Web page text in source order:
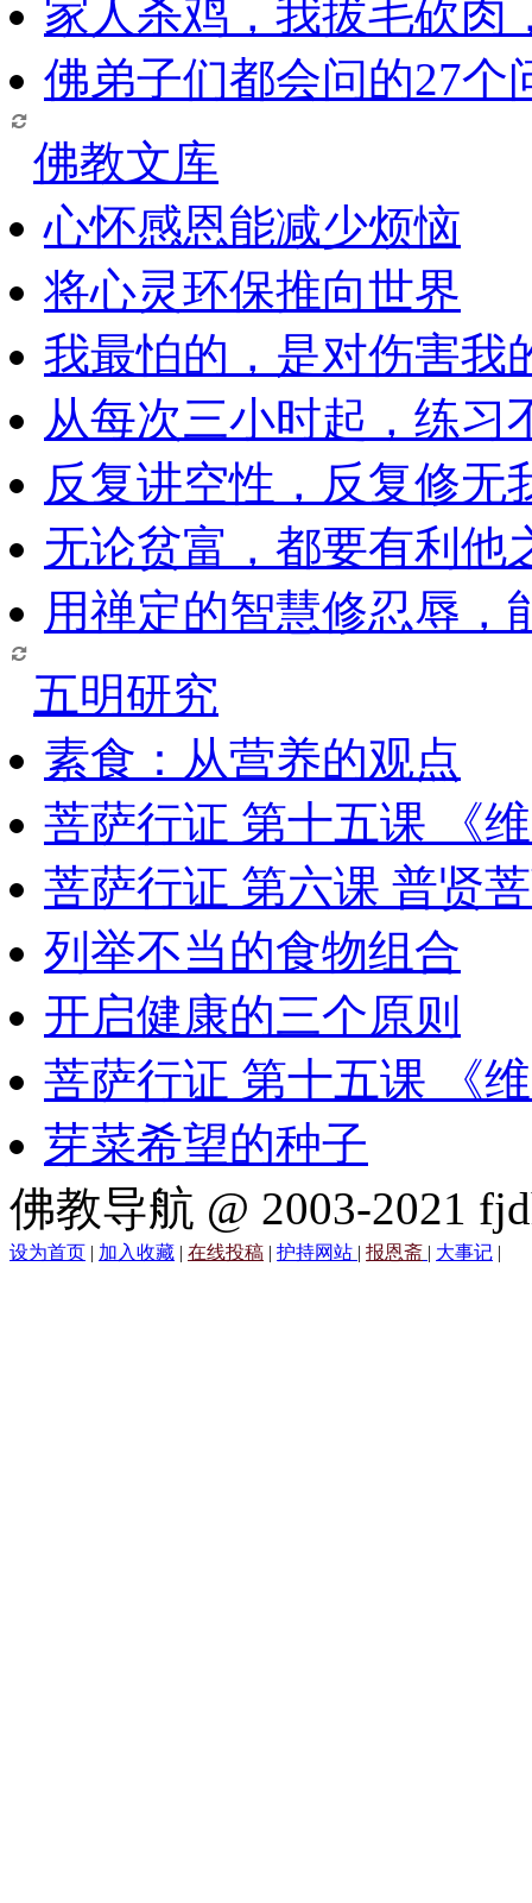
家人杀鸡，我拔毛砍肉
佛弟子们都会问的27个
佛教文库
心怀感恩能减少烦恼
将心灵环保推向世界
我最怕的，是对伤害我
从每次三小时起，练习
反复讲空性，反复修无
无论贫富，都要有利他
用禅定的智慧修忍辱，
五明研究
素食：从营养的观点
菩萨行证 第十五课 《
菩萨行证 第六课 普贤
列举不当的食物组合
开启健康的三个原则
菩萨行证 第十五课 《
芽菜希望的种子
佛教导航 @ 2003-2021
设为首页 | 加入收藏 | 在线投稿 | 护持网站 | 报恩斋 | 大事记 |